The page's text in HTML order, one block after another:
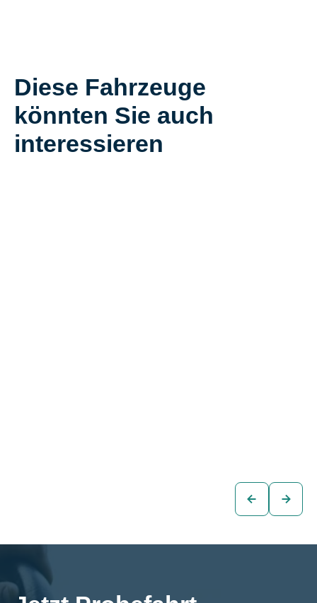
Diese Fahrzeuge
könnten Sie auch
interessieren
Fahrzeug